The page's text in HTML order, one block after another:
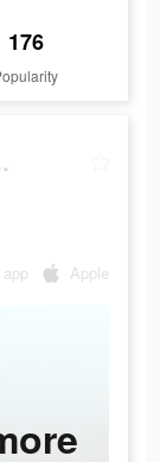
176
失海域
app Apple